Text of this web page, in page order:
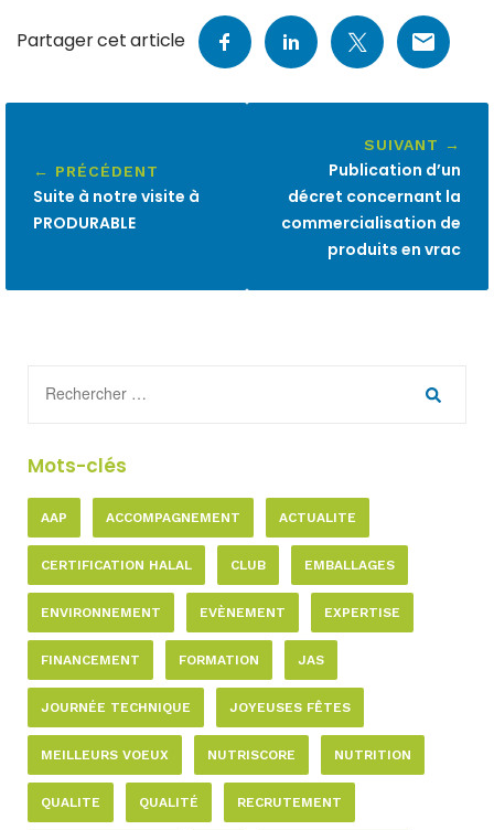
Partager cet article
← PRÉCÉDENT
Suite à notre visite à
PRODURABLE
SUIVANT →
Publication d’un
décret concernant la
commercialisation de
produits en vrac
Mots-clés
AAP ACCOMPAGNEMENT ACTUALITE
CERTIFICATION HALAL CLUB EMBALLAGES
ENVIRONNEMENT EVÈNEMENT EXPERTISE
FINANCEMENT FORMATION JAS
JOURNÉE TECHNIQUE JOYEUSES FÊTES
MEILLEURS VOEUX NUTRISCORE NUTRITION
QUALITE QUALITÉ RECRUTEMENT